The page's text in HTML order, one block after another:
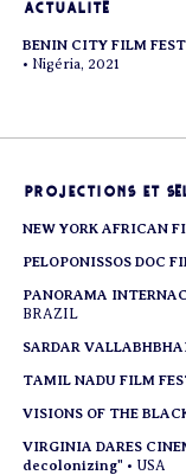
actualité
BENIN CITY FILM
• Nigéria, 2021
projections et
NEW YORK AFRICAN
PELOPONISSOS DOC
PANORAMA
BRAZIL
SARDAR
TAMIL NADU FILM
VISIONS OF THE
VIRGINIA DARES
decolonizing" • USA